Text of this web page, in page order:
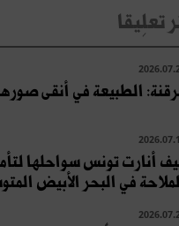
تعلِيقا
الطبيعة في أنقى
أنارت تونس سواحلها
في البحر الأبيض